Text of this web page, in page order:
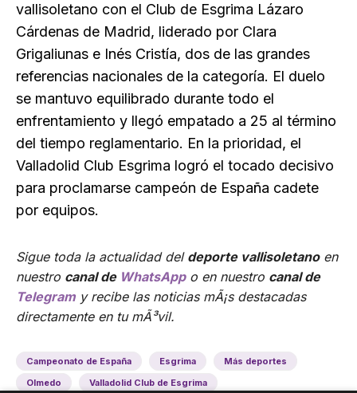
vallisoletano con el Club de Esgrima Lázaro
Cárdenas de Madrid, liderado por Clara
Grigaliunas e Inés Cristía, dos de las grandes
referencias nacionales de la categoría. El duelo
se mantuvo equilibrado durante todo el
enfrentamiento y llegó empatado a 25 al término
del tiempo reglamentario. En la prioridad, el
Valladolid Club Esgrima logró el tocado decisivo
para proclamarse campeón de España cadete
por equipos.
Sigue toda la actualidad del deporte vallisoletanoen
nuestro canal de WhatsAppo en nuestro canal de
Telegramy recibe las noticias mÃ¡s destacadas
directamente en tu mÃ³vil.
Campeonato de España Esgrima
Más deportes
Olmedo
Valladolid Club de Esgrima